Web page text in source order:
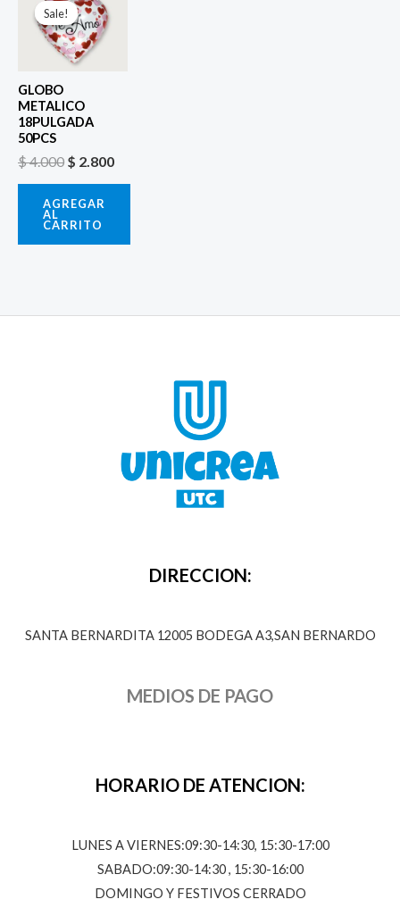
Sale!
Sale!
GLOBO
METALICO
18PULGADA
50PCS
$4.000
precio
original
era:
$ 4.000.
$ 2.800
AGREGAR
AL
CARRITO
DIRECCION:
SANTA BERNARDITA 12005 BODEGA A3,SAN BERNARDO
MEDIOS DE PAGO
HORARIO DE ATENCION:
LUNES A VIERNES:09:30-14:30, 15:30-17:00
SABADO:09:30-14:30 , 15:30-16:00
DOMINGO Y FESTIVOS CERRADO